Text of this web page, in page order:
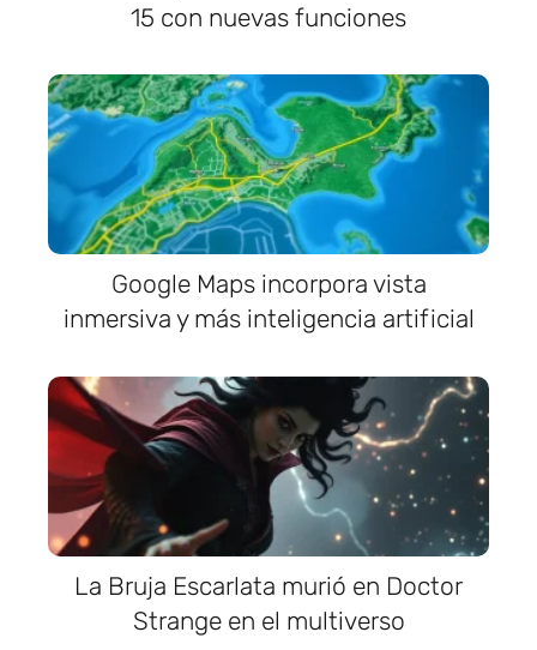
15 con nuevas funciones
Google Maps incorpora vista
inmersiva y más inteligencia artificial
La Bruja Escarlata murió en Doctor
Strange en el multiverso